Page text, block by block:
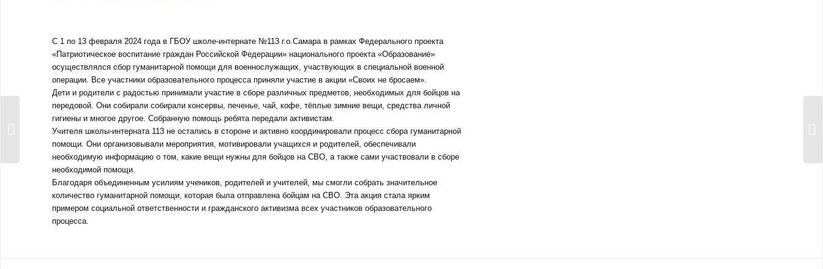
С 1 по 13 февраля 2024 года в ГБОУ школе-интернате №113 г.о.Самара в рамках Федерального проекта
«Патриотическое воспитание граждан Российской Федерации» национального проекта «Образование»
осуществлялся сбор гуманитарной помощи для военнослужащих, участвующих в специальной военной
операции. Все участники образовательного процесса приняли участие в акции «Своих не бросаем».
Дети и родители с радостью принимали участие в сборе различных предметов, необходимых для бойцов на
передовой. Они собирали собирали консервы, печенье, чай, кофе, тёплые зимние вещи, средства личной
гигиены и многое другое. Собранную помощь ребята передали активистам.
Учителя школы-интерната 113 не остались в стороне и активно координировали процесс сбора гуманитарной
помощи. Они организовывали мероприятия, мотивировали учащихся и родителей, обеспечивали
необходимую информацию о том, какие вещи нужны для бойцов на СВО, а также сами участвовали в сборе
необходимой помощи.
Благодаря объединенным усилиям учеников, родителей и учителей, мы смогли собрать значительное
количество гуманитарной помощи, которая была отправлена бойцам на СВО. Эта акция стала ярким
примером социальной ответственности и гражданского активизма всех участников образовательного
процесса.
День памяти о